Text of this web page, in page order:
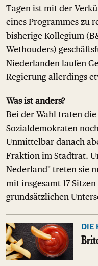
Tagen ist mit der
eines Programmes zu
bisherige Kollegium
Wethouders)
Niederlanden laufen
Regierung allerdings
Was ist anders?
Bei der Wahl traten
Sozialdemokraten
Unmittelbar danach
Fraktion im Stadtrat.
Nederland" treten sie
mit insgesamt 17
grundsätzlichen
DIE